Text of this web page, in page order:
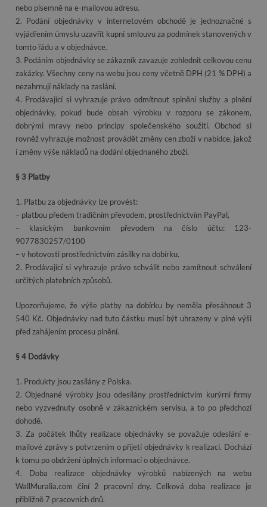
nebo písemně na e-mailovou adresu.
2. Podání objednávky v internetovém obchodě je jednoznačné s
vyjádřením úmyslu uzavřít kupní smlouvu za podmínek stanovených v
tomto řádu a v objednávce.
3. Podáním objednávky se zákazník zavazuje zohlednit celkovou cenu
zakázky. Všechny ceny na webu jsou ceny včetně DPH (21 % DPH) a
nezahrnují náklady na zaslání.
4. Prodávající si vyhrazuje právo odmítnout splnění služby a plnění
objednávky, pokud bude obsah výrobku v rozporu se zákonem,
dobrými mravy nebo principy společenského soužití. Obchod si
rovněž vyhrazuje možnost provádět změny cen zboží v nabídce, jakož
i změny výše nákladů na dodání objednaného zboží.
§ 3 Platby
1. Platbu za objednávky lze provést:
– platbou předem tradičním převodem, prostřednictvím PayPal,
– klasickým bankovním převodem na číslo účtu: 123-
9077830257/0100
– v hotovosti prostřednictvím zásilky na dobírku.
2. Prodávající si vyhrazuje právo schválit nebo zamítnout schválení
určitých platebních způsobů.
Upozorňujeme, že výše platby na dobírku by neměla přesáhnout 3
540 Kč. Objednávky nad tuto částku musí být uhrazeny v plné výši
před zahájením procesu plnění.
§ 4 Dodávky
1. Produkty jsou zasílány z Polska.
2. Objednané výrobky jsou odesílány prostřednictvím kurýrní firmy
nebo vyzvednuty osobně v zákaznickém servisu, a to po předchozí
dohodě.
3. Za počátek lhůty realizace objednávky se považuje odeslání e-
mailové zprávy s potvrzením o přijetí objednávky k realizaci. Dochází
k tomu po obdržení úplných informací o objednávce.
4. Doba realizace objednávky výrobků nabízených na webu
WallMuralia.com činí 2 pracovní dny. Celková doba realizace je
přibližně 7 pracovních dnů.